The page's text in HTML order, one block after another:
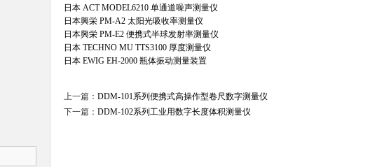
日本 ACT MODEL6210 单通道噪声测量仪
日本興栄 PM-A2 太阳光吸收率测量仪
日本興栄 PM-E2 便携式半球发射率测量仪
日本 TECHNO MU TTS3100 厚度测量仪
日本 EWIG EH-2000 瓶体振动测量装置
上一篇： DDM-101系列便携式高操作型卷尺数字测量仪
下一篇： DDM-102系列工业用数字长度体积测量仪